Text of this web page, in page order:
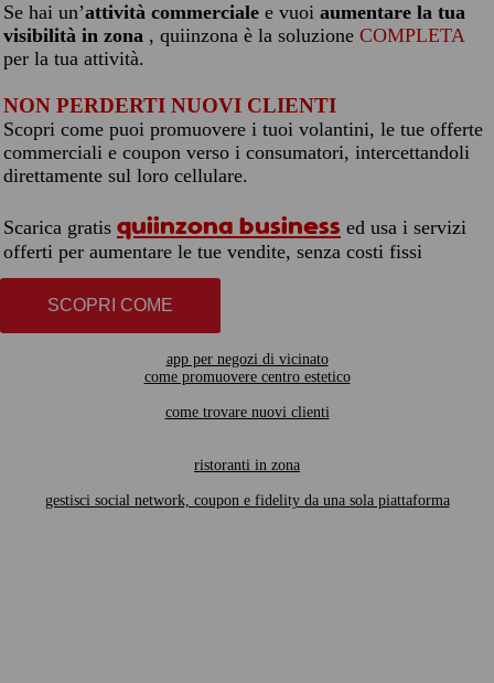
Se hai un’attività commerciale e vuoi aumentare la tua
visibilità in zona , quiinzona è la soluzione COMPLETA
per la tua attività.
NON PERDERTI NUOVI CLIENTI
Scopri come puoi promuovere i tuoi volantini, le tue offerte
commerciali e coupon verso i consumatori, intercettandoli
direttamente sul loro cellulare.
Scarica gratis quiinzona business ed usa i servizi
offerti per aumentare le tue vendite, senza costi fissi
SCOPRI COME
app per negozi di vicinato
come promuovere centro estetico
come trovare nuovi clienti
ristoranti in zona
gestisci social network, coupon e fidelity da una sola piattaforma